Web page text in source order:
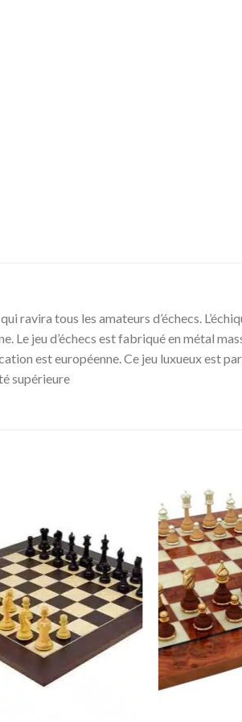
ravira tous les amateurs d’échecs.
Le jeu d’échecs est fabriqué en métal
est européenne. Ce jeu luxueux est
supérieure